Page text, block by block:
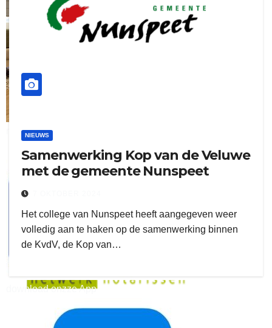
word vrijwilliger (1)
delangekortland
ruitengaparket
download onzze App
NIEUWS
Samenwerking Kop van de Veluwe
met de gemeente Nunspeet
Het college van Nunspeet heeft aangegeven weer
volledig aan te haken op de samenwerking binnen
de KvdV, de Kop van…